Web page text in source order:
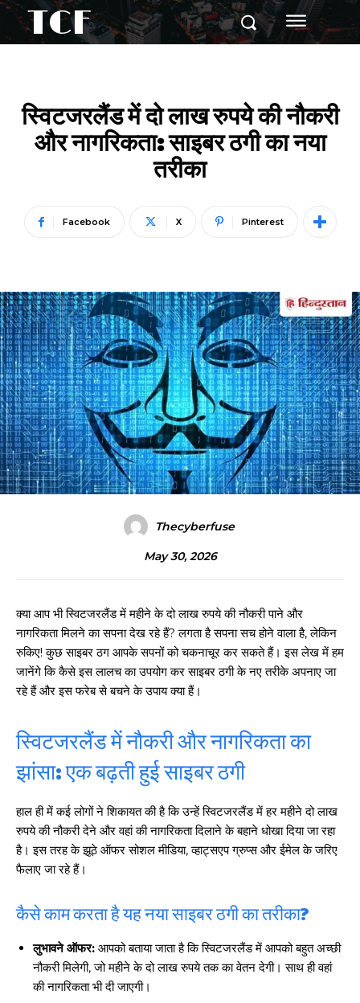
TCF
स्विटजरलैंड में दो लाख रुपये की नौकरी
और नागरिकता: साइबर ठगी का नया
तरीका
Facebook X Pinterest
Thecyberfuse
May 30, 2026
क्या आप भी स्विटजरलैंड में महीने के दो लाख रुपये की नौकरी पाने और
नागरिकता मिलने का सपना देख रहे हैं? लगता है सपना सच होने वाला है, लेकिन
रुकिए! कुछ साइबर ठग आपके सपनों को चकनाचूर कर सकते हैं। इस लेख में हम
जानेंगे कि कैसे इस लालच का उपयोग कर साइबर ठगी के नए तरीके अपनाए जा
रहे हैं और इस फरेब से बचने के उपाय क्या हैं।
स्विटजरलैंड में नौकरी और नागरिकता का
झांसा: एक बढ़ती हुई साइबर ठगी
हाल ही में कई लोगों ने शिकायत की है कि उन्हें स्विटजरलैंड में हर महीने दो लाख
रुपये की नौकरी देने और वहां की नागरिकता दिलाने के बहाने धोखा दिया जा रहा
है। इस तरह के झूठे ऑफर सोशल मीडिया, व्हाट्सएप ग्रुप्स और ईमेल के जरिए
फैलाए जा रहे हैं।
कैसे काम करता है यह नया साइबर ठगी का तरीका?
लुभावने ऑफर: आपको बताया जाता है कि स्विटजरलैंड में आपको बहुत अच्छी
नौकरी मिलेगी, जो महीने के दो लाख रुपये तक का वेतन देगी। साथ ही वहां
की नागरिकता भी दी जाएगी।